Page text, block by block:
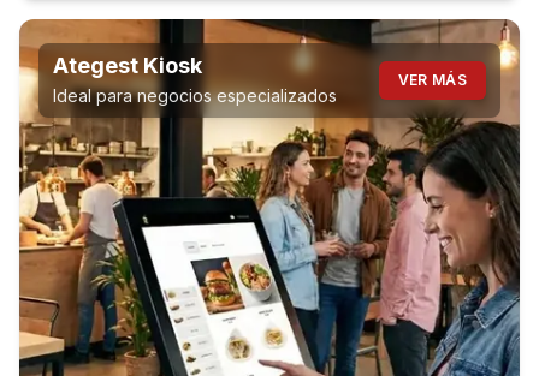
Ategest Kiosk
Ideal para negocios especializados
VER MÁS